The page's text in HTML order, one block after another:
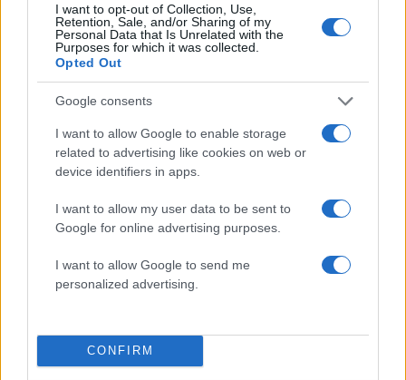
I want to opt-out of Collection, Use,
Retention, Sale, and/or Sharing of my
Personal Data that Is Unrelated with the
Purposes for which it was collected.
Opted Out
Google consents
I want to allow Google to enable storage
related to advertising like cookies on web or
device identifiers in apps.
I want to allow my user data to be sent to
Google for online advertising purposes.
I want to allow Google to send me
personalized advertising.
CONFIRM
Η FIFA απάντησε στις καταγγελίες για την
ερωμένη του Ινφαντίνο: «Κατηγορηματικά
αναληθείς και δυσφημιστικοί οι ισχυρισμοί»
Πιο σχολιασμένα
Marfin: Η 46χρονη πήρε προθεσμία για
να απολογηθεί την Τρίτη – «Είναι αθώα,
συμμετείχε στη διαδήλωση όπως και
100.000 άτομα»
Βγήκαν ξανά τα μαχαίρια στην Ελπίδα
Γρατσία και Γαλανός μετέτρεψαν το
κίνημα σε φοβικό αρχηγικό κόμμα»
φόρος – Τι ισχυεί για τις γονικές παροχές
78 Απίστευτο κι όμως αληθινό -